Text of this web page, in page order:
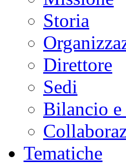
Storia
Direttore
Sedi
Bilancio e
Tematiche